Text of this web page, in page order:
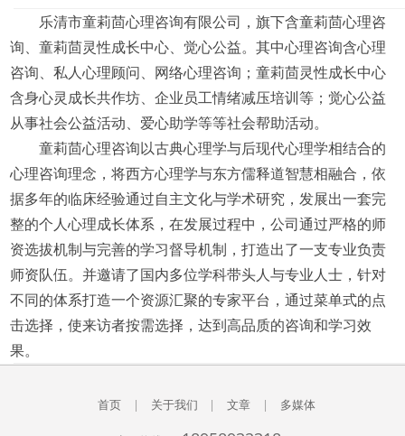
乐清市童莉茴心理咨询有限公司，旗下含童莉茴心理咨
询、童莉茴灵性成长中心、觉心公益。其中心理咨询含心理
咨询、私人心理顾问、网络心理咨询；童莉茴灵性成长中心
含身心灵成长共作坊、企业员工情绪减压培训等；觉心公益
从事社会公益活动、爱心助学等等社会帮助活动。
童莉茴心理咨询以古典心理学与后现代心理学相结合的
心理咨询理念，将西方心理学与东方儒释道智慧相融合，依
据多年的临床经验通过自主文化与学术研究，发展出一套完
整的个人心理成长体系，在发展过程中，公司通过严格的师
资选拔机制与完善的学习督导机制，打造出了一支专业负责
师资队伍。并邀请了国内多位学科带头人与专业人士，针对
不同的体系打造一个资源汇聚的专家平台，通过菜单式的点
击选择，使来访者按需选择，达到高品质的咨询和学习效
果。
首页 | 关于我们 | 文章 | 多媒体